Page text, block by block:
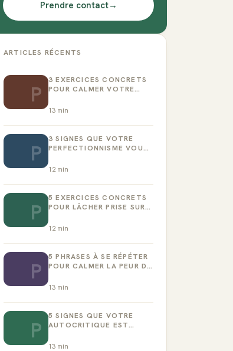
Prendre contact→
ARTICLES RÉCENTS
P
3 EXERCICES CONCRETS
POUR CALMER VOTRE
13 min
P
3 SIGNES QUE VOTRE
PERFECTIONNISME VOUS
12min
P
5 EXERCICES CONCRETS
POUR LÂCHER PRISE SUR
12min
P
5 PHRASES À SE RÉPÉTER
POUR CALMER LA PEUR DE
13 min
P
5 SIGNES QUE VOTRE
AUTOCRITIQUE EST
13 min